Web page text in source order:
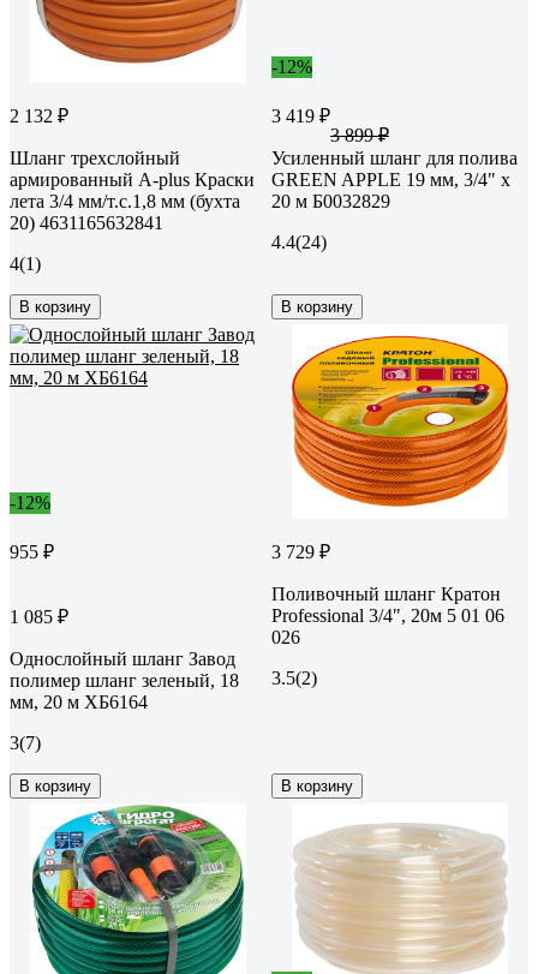
2 132 ₽
Шланг трехслойный
армированный A-plus Краски
лета 3/4 мм/т.с.1,8 мм (бухта
20) 4631165632841
4(1)
В корзину
-12%
3 419 ₽
3 899 ₽
Усиленный шланг для полива
GREEN APPLE 19 мм, 3/4" х
20 м Б0032829
4.4(24)
В корзину
-12%
955 ₽
1 085 ₽
Однослойный шланг Завод
полимер шланг зеленый, 18
мм, 20 м ХБ6164
3(7)
В корзину
3 729 ₽
Поливочный шланг Кратон
Professional 3/4", 20м 5 01 06
026
3.5(2)
В корзину